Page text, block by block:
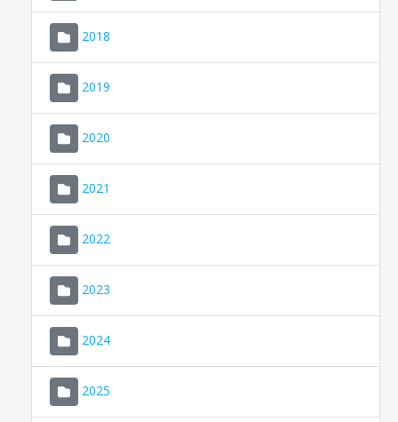
2018
2019
2020
2021
2022
2023
2024
2025